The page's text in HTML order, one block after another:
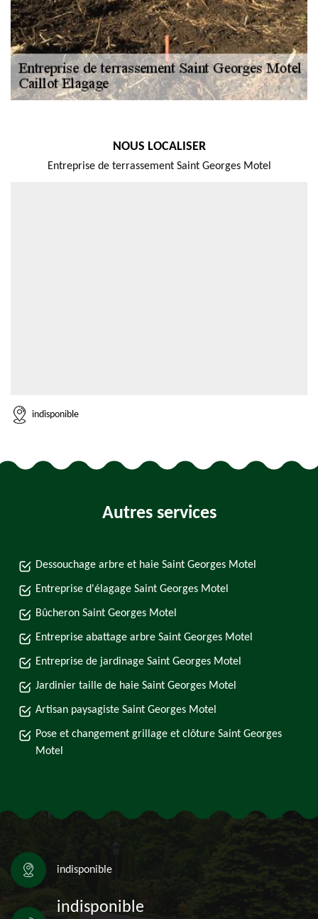
NOUS LOCALISER
Entreprise de terrassement Saint Georges Motel
indisponible
Autres services
Dessouchage arbre et haie Saint Georges Motel
Entreprise d'élagage Saint Georges Motel
Bûcheron Saint Georges Motel
Entreprise abattage arbre Saint Georges Motel
Entreprise de jardinage Saint Georges Motel
Jardinier taille de haie Saint Georges Motel
Artisan paysagiste Saint Georges Motel
Pose et changement grillage et clôture Saint Georges
Motel
indisponible
indisponible